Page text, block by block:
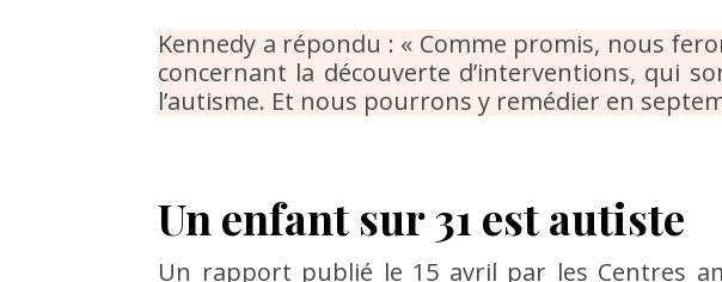
Kennedy a répondu : « Comme promis, nous
concernant la découverte d’interventions, qui
l’autisme. Et nous pourrons y remédier en
Un enfant sur 31 est autiste
Un rapport publié le 15 avril par les Centres